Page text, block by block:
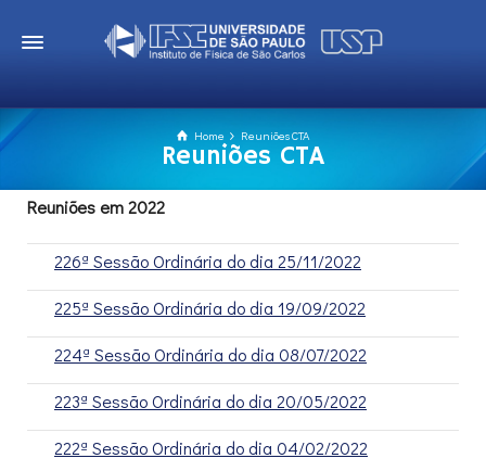
Home Reuniões CTA
Reuniões CTA
Reuniões em 2022
226ª Sessão Ordinária do dia 25/11/2022
225ª Sessão Ordinária do dia 19/09/2022
224ª Sessão Ordinária do dia 08/07/2022
223ª Sessão Ordinária do dia 20/05/2022
222ª Sessão Ordinária do dia 04/02/2022